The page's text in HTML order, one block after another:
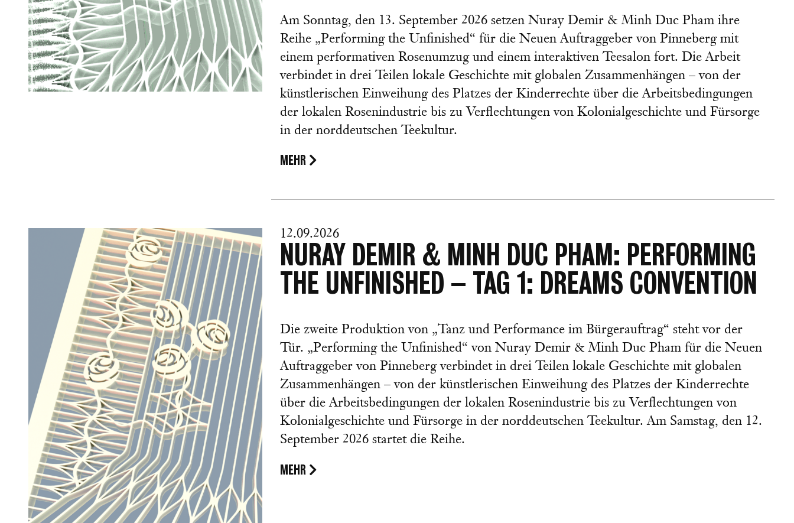
Am Sonntag, den 13. September 2026 setzen Nuray Demir & Minh Duc Pham ihre
Reihe „Performing the Unfinished“ für die Neuen Auftraggeber von Pinneberg mit
einem performativen Rosenumzug und einem interaktiven Teesalon fort. Die Arbeit
verbindet in drei Teilen lokale Geschichte mit globalen Zusammenhängen – von der
künstlerischen Einweihung des Platzes der Kinderrechte über die Arbeitsbedingungen
der lokalen Rosenindustrie bis zu Verflechtungen von Kolonialgeschichte und Fürsorge
in der norddeutschen Teekultur.
MEHR
12.09.2026
NURAY DEMIR & MINH DUC PHAM: PERFORMING
THE UNFINISHED – TAG 1: DREAMS CONVENTION
Die zweite Produktion von „Tanz und Performance im Bürgerauftrag“ steht vor der
Tür. „Performing the Unfinished“ von Nuray Demir & Minh Duc Pham für die Neuen
Auftraggeber von Pinneberg verbindet in drei Teilen lokale Geschichte mit globalen
Zusammenhängen – von der künstlerischen Einweihung des Platzes der Kinderrechte
über die Arbeitsbedingungen der lokalen Rosenindustrie bis zu Verflechtungen von
Kolonialgeschichte und Fürsorge in der norddeutschen Teekultur. Am Samstag, den 12.
September 2026 startet die Reihe.
MEHR